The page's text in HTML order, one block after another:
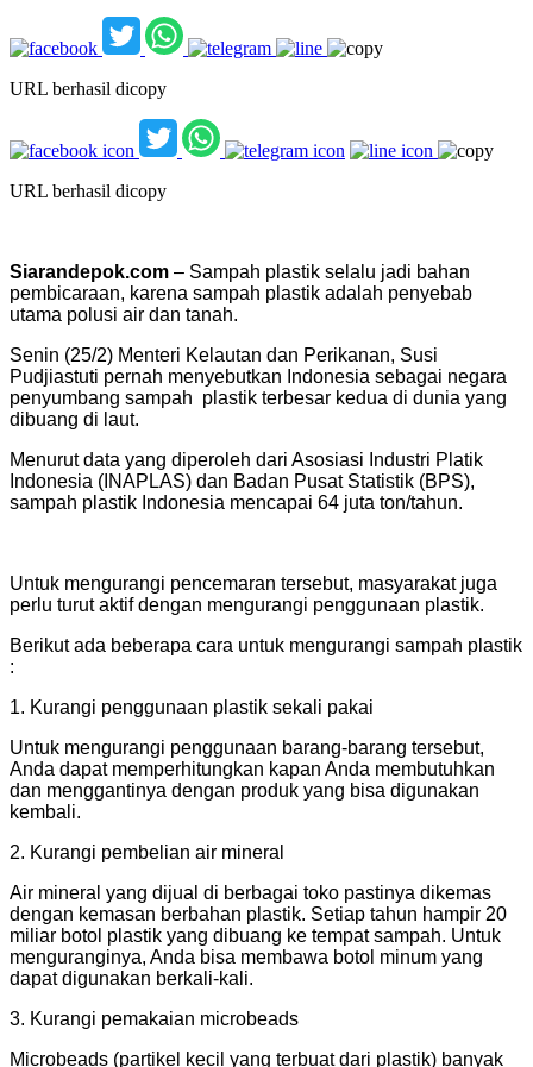
URL berhasil dicopy
URL berhasil dicopy
Siarandepok.com – Sampah plastik selalu jadi bahan
pembicaraan, karena sampah plastik adalah penyebab
utama polusi air dan tanah.
Senin (25/2) Menteri Kelautan dan Perikanan, Susi
Pudjiastuti pernah menyebutkan Indonesia sebagai negara
penyumbang sampah plastik terbesar kedua di dunia yang
dibuang di laut.
Menurut data yang diperoleh dari Asosiasi Industri Platik
Indonesia (INAPLAS) dan Badan Pusat Statistik (BPS),
sampah plastik Indonesia mencapai 64 juta ton/tahun.
Untuk mengurangi pencemaran tersebut, masyarakat juga
perlu turut aktif dengan mengurangi penggunaan plastik.
Berikut ada beberapa cara untuk mengurangi sampah plastik
:
1. Kurangi penggunaan plastik sekali pakai
Untuk mengurangi penggunaan barang-barang tersebut,
Anda dapat memperhitungkan kapan Anda membutuhkan
dan menggantinya dengan produk yang bisa digunakan
kembali.
2. Kurangi pembelian air mineral
Air mineral yang dijual di berbagai toko pastinya dikemas
dengan kemasan berbahan plastik. Setiap tahun hampir 20
miliar botol plastik yang dibuang ke tempat sampah. Untuk
menguranginya, Anda bisa membawa botol minum yang
dapat digunakan berkali-kali.
3. Kurangi pemakaian microbeads
Microbeads (partikel kecil yang terbuat dari plastik) banyak